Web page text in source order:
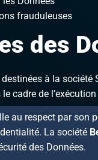
frauduleuses
des
à la
cadre de
au respect par son
La société
des Données.